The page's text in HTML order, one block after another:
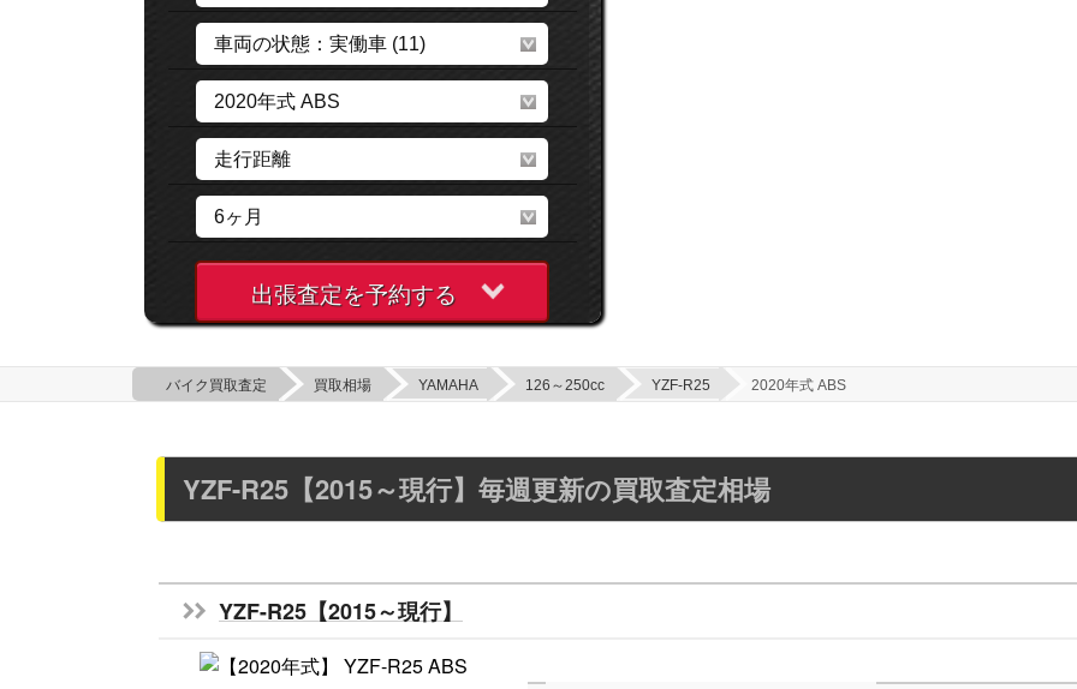
出張査定を予約する
バイク買取査定 買取相場 YAMAHA 126～250cc YZF-R25 2020年式 ABS
YZF-R25【2015～現行】毎週更新の買取査定相場
YZF-R25【2015～現行】